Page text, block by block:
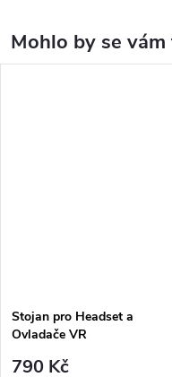
Stojan pro Headset a
Ovladače VR
790 Kč